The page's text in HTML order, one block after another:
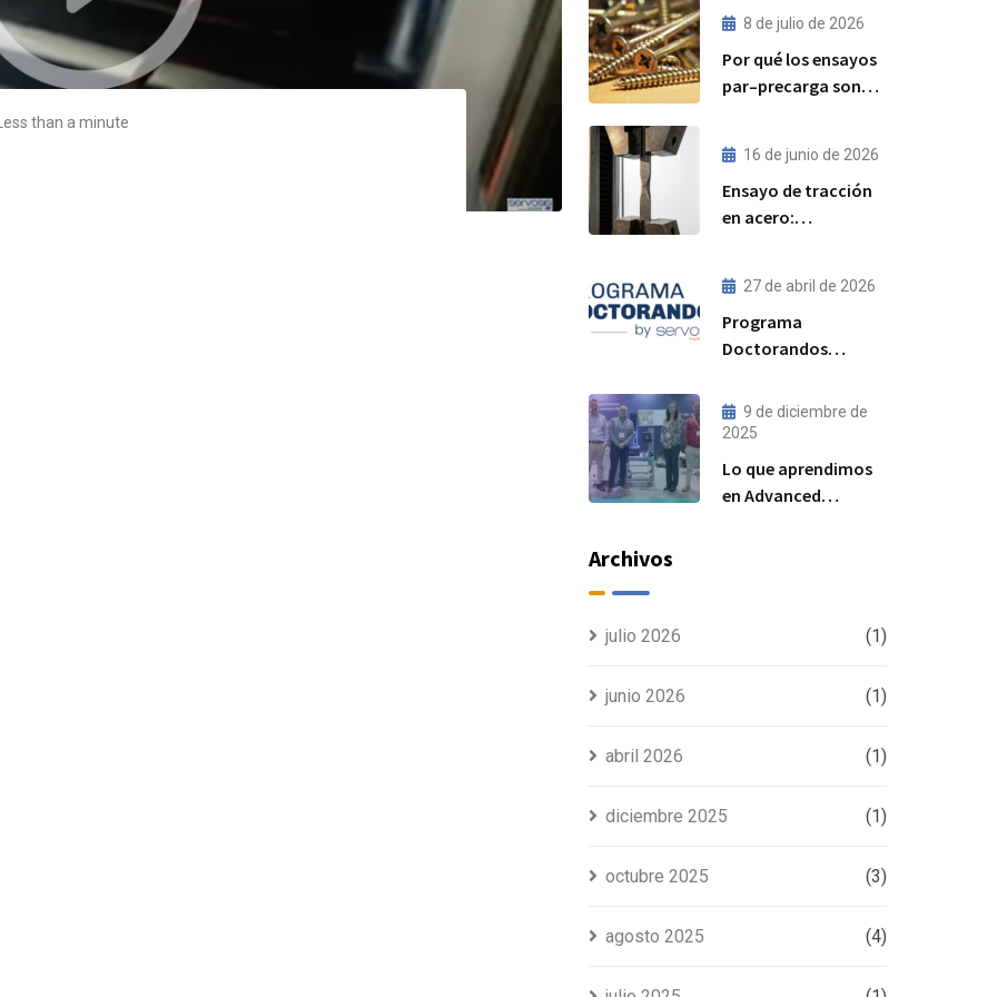
than a minute
8 de julio de 2026
Por qué los ensayos
par–precarga son
rendimiento de las
uniones atornilladas
estructurales
16 de junio de 2026
Ensayo de tracción
en acero:
resultados
esperados
27 de abril de 2026
Programa
Doctorandos
ensayos de
materiales y
tesis
9 de diciembre de
2025
Lo que aprendimos
en Advanced
Archivos
julio 2026 (1)
junio 2026 (1)
abril 2026 (1)
diciembre 2025 (1)
octubre 2025 (3)
agosto 2025 (4)